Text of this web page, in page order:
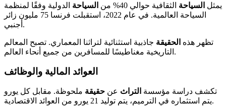
يمثل السياحة الثقافية حوالي 40% من السياحة الدولية وفقًا لمنظمة
السياحة العالمية. في عام 2022، استقبلت فرنسا 75 مليون زائر
أجنبي.
تظهر هذه الحقيقة جاذبية استثنائية لتراثنا المعماري. تصبح المعالم
التاريخية مغناطيسًا للمسافرين من جميع أنحاء العالم.
العوائد المالية والوظائف
تكشف دراسة مؤسسة التراث عن حقيقة ملحوظة. مقابل كل يورو
يتم استثماره في الترميم، يتم توليد 21 يورو من العوائد الاقتصادية.